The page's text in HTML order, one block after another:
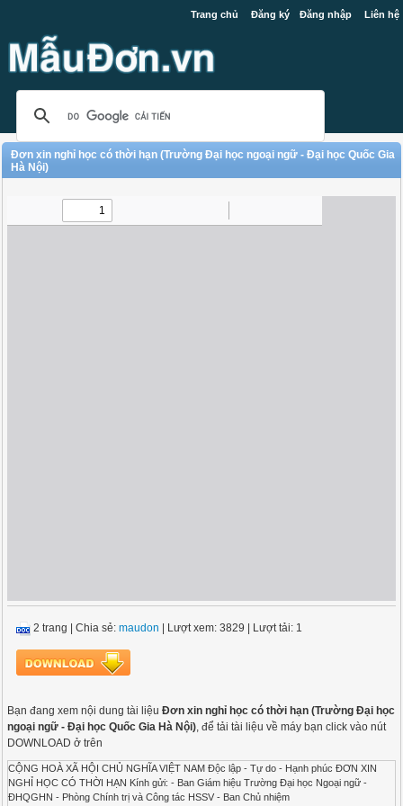
Trang chủ Đăng ký Đăng nhập Liên hệ
Đơn xin nghỉ học có thời hạn (Trường Đại học ngoại ngữ - Đại học Quốc Gia
Hà Nội)
2 trang |Chia sẻ:maudon | Lượt xem: 3829 | Lượt tải: 1
Bạn đang xem nội dung tài liệuĐơn xin nghỉ học có thời hạn (Trường Đại học
ngoại ngữ - Đại học Quốc Gia Hà Nội), để tải tài liệu về máy bạn click vào nút
DOWNLOAD ở trên
CỘNG HOÀ XÃ HỘI CHỦ NGHĨA VIỆT NAM Độc lập - Tự do - Hạnh phúc ĐƠN XIN
NGHỈ HỌC CÓ THỜI HẠN Kính gửi: - Ban Giám hiệu Trường Đại học Ngoại ngữ -
ĐHQGHN - Phòng Chính trị và Công tác HSSV - Ban Chủ nhiệm